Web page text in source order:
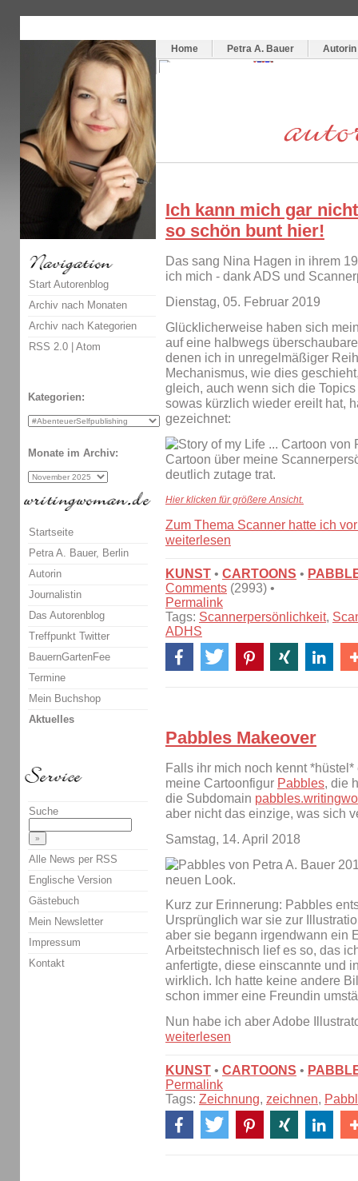
Home
Petra A. Bauer Autorin
Ich kann mich gar
so schön bunt hier!
Das sang Nina Hagen in ihrem
ich mich - dank ADS und
Dienstag, 05. Februar 2019
Glücklicherweise haben sich
auf eine halbwegs
denen ich in unregelmäßiger
Mechanismus, wie dies
gleich, auch wenn sich die
sowas kürzlich wieder ereilt hat,
gezeichnet:
Hier klicken für größere Ansicht.
Zum Thema Scanner hatte ich
weiterlesen
KUNST • CARTOONS •
Comments (2993) •
Permalink
Tags: Scannerpersönlichkeit,
ADHS
Pabbles Makeover
Falls ihr mich noch kennt
meine Cartoonfigur Pabbles, die
die Subdomain
aber nicht das einzige, was sich
Samstag, 14. April 2018
Kurz zur Erinnerung: Pabbles
Ursprünglich war sie zur
aber sie begann irgendwann ein
Arbeitstechnisch lief es so, das
anfertigte, diese einscannte und
wirklich. Ich hatte keine andere
schon immer eine Freundin
Nun habe ich aber Adobe
weiterlesen
KUNST • CARTOONS •
Permalink
Tags: Zeichnung, zeichnen,
Start Autorenblog
Archiv nach Monaten
Archiv nach Kategorien
RSS 2.0 | Atom
Kategorien:
Monate im Archiv:
Startseite
Petra A. Bauer, Berlin
Autorin
Journalistin
Das Autorenblog
Treffpunkt Twitter
BauernGartenFee
Termine
Mein Buchshop
Aktuelles
Suche
Alle News per RSS
Englische Version
Gästebuch
Mein Newsletter
Impressum
Kontakt